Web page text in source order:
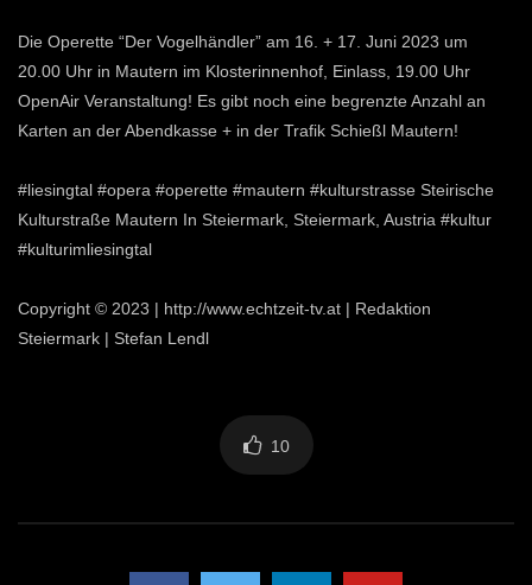
Die Operette “Der Vogelhändler” am 16. + 17. Juni 2023 um
20.00 Uhr in Mautern im Klosterinnenhof, Einlass, 19.00 Uhr
OpenAir Veranstaltung! Es gibt noch eine begrenzte Anzahl an
Karten an der Abendkasse + in der Trafik Schießl Mautern!
#liesingtal #opera #operette #mautern #kulturstrasse Steirische
Kulturstraße Mautern In Steiermark, Steiermark, Austria #kultur
#kulturimliesingtal
Copyright © 2023 | http://www.echtzeit-tv.at | Redaktion
Steiermark | Stefan Lendl
10